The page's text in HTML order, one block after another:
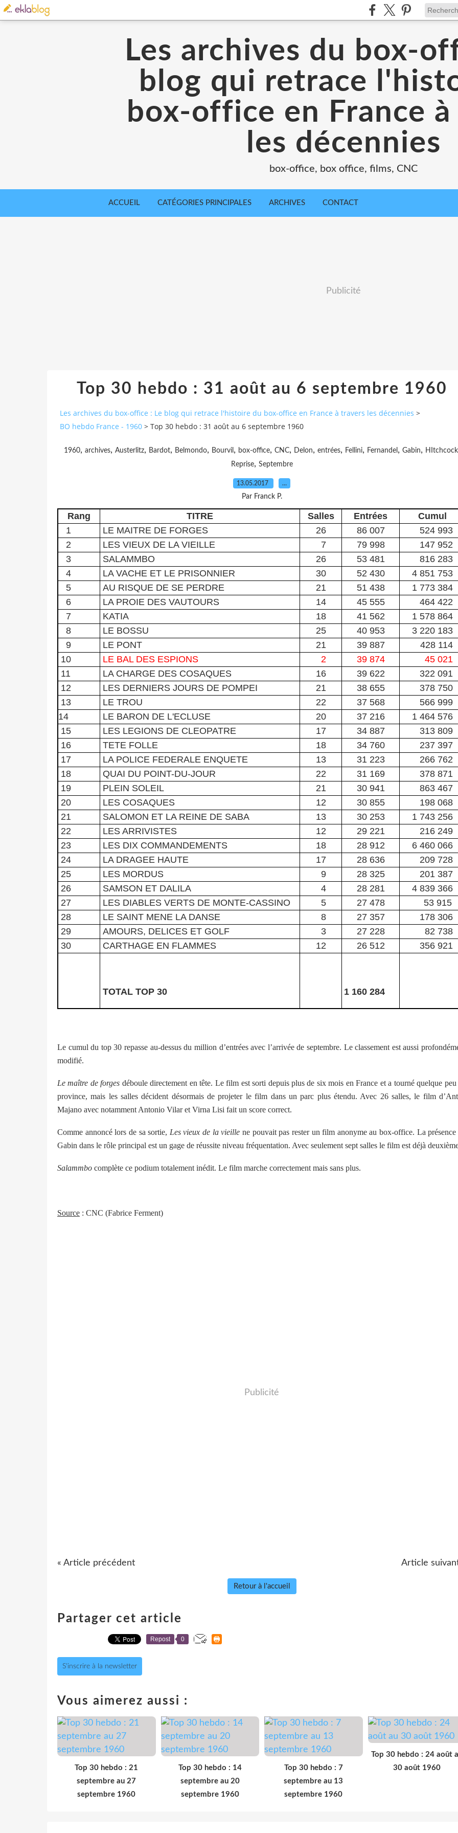
Les archives du box-
blog qui retrace
box-office en France
les décennies
box-office, box office, films, CNC
ACCUEIL CATÉGORIES PRINCIPALES ARCHIVES CONTACT
Publicité
Top 30 hebdo : 31 août au 6 septembre 1960
Les archives du box-office : Le blog qui retrace l'histoire du box-office en France à travers les décennies >
BO hebdo France - 1960 > Top 30 hebdo : 31 août au 6 septembre 1960
1960, archives, Austerlitz, Bardot, Belmondo, Bourvil, box-office, CNC, Delon, entrées, Fellini, Fernandel, Gabin, HItchcock
Reprise, Septembre
13.05.2017 …
Par Franck P.
Rang TITRE Salles Entrées
Cumul
1
LE MAITRE DE FORGES 26 86 007
524 993
2
LES VIEUX DE LA VIEILLE 7 79 998
147 952
3
SALAMMBO 26 53 481
816 283
4
LA VACHE ET LE PRISONNIER 30 52 430
4 851 753
5
AU RISQUE DE SE PERDRE 21 51 438
1 773 384
6
LA PROIE DES VAUTOURS 14 45 555
464 422
7
KATIA 18 41 562
1 578 864
8
LE BOSSU 25 40 953
3 220 183
9
LE PONT 21 39 887
428 114
10
LE BAL DES ESPIONS 2 39 874
45 021
11
LA CHARGE DES COSAQUES 16 39 622
322 091
12
LES DERNIERS JOURS DE POMPEI 21 38 655
378 750
13
LE TROU 22 37 568
566 999
14
LE BARON DE L'ECLUSE 20 37 216
1 464 576
15
LES LEGIONS DE CLEOPATRE 17 34 887
313 809
16
TETE FOLLE 18 34 760
237 397
17
LA POLICE FEDERALE ENQUETE 13 31 223
266 762
18
QUAI DU POINT-DU-JOUR 22 31 169
378 871
19
PLEIN SOLEIL 21 30 941
863 467
20
LES COSAQUES 12 30 855
198 068
21
SALOMON ET LA REINE DE SABA 13 30 253
1 743 256
22
LES ARRIVISTES 12 29 221
216 249
23
LES DIX COMMANDEMENTS 18 28 912
6 460 066
24
LA DRAGEE HAUTE 17 28 636
209 728
25
LES MORDUS 9 28 325
201 387
26
SAMSON ET DALILA 4 28 281
4 839 366
27
LES DIABLES VERTS DE MONTE-CASSINO 5 27 478
53 915
28
LE SAINT MENE LA DANSE 8 27 357
178 306
29
AMOURS, DELICES ET GOLF 3 27 228
82 738
30
CARTHAGE EN FLAMMES 12 26 512 356 921
TOTAL TOP 30 1 160 284
Le cumul du top 30 repasse au-dessus du million d’entrées avec l’arrivée de septembre. Le classement est aussi
modifié.
Le maître de forges déboule directement en tête. Le film est sorti depuis plus de six mois en France et a tourné quelque peu
province, mais les salles décident désormais de projeter le film dans un parc plus étendu. Avec 26 salles, le film
Majano avec notamment Antonio Vilar et Virna Lisi fait un score correct.
Comme annoncé lors de sa sortie, Les vieux de la vieille ne pouvait pas rester un film anonyme au box-office. La présence
Gabin dans le rôle principal est un gage de réussite niveau fréquentation. Avec seulement sept salles le film est déjà
Salammbo complète ce podium totalement inédit. Le film marche correctement mais sans plus.
Source : CNC (Fabrice Ferment)
Publicité
« Article précédent Article
Retour à l'accueil
Partager cet article
Repost 0
S'inscrire à la newsletter
Vous aimerez aussi :
Top 30 hebdo : 21
septembre au 27
septembre 1960
Top 30 hebdo : 14
septembre au 20
septembre 1960
Top 30 hebdo : 7
septembre au 13
septembre 1960
Top 30 hebdo : 24 août
30 août 1960